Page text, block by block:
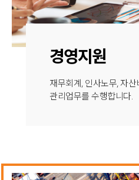
경영지원
재무회계, 인사노무, 자
관리업무를 수행합니다.